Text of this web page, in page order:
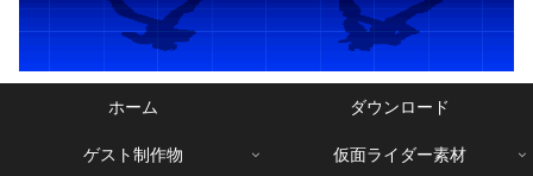
ホーム ダウンロード
ゲスト制作物 仮面ライダー素材